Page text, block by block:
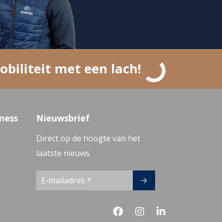
met een lach!
Nieuwsbrief
Direct op de hoogte van het
laatste nieuws